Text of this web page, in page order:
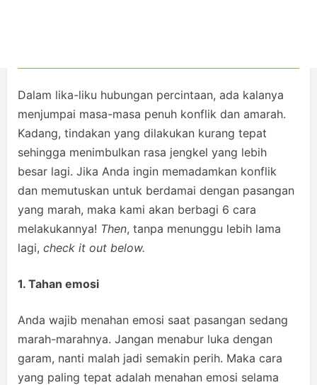
Dalam lika-liku hubungan percintaan, ada kalanya
menjumpai masa-masa penuh konflik dan amarah.
Kadang, tindakan yang dilakukan kurang tepat
sehingga menimbulkan rasa jengkel yang lebih
besar lagi. Jika Anda ingin memadamkan konflik
dan memutuskan untuk berdamai dengan pasangan
yang marah, maka kami akan berbagi 6 cara
melakukannya! Then, tanpa menunggu lebih lama
lagi, check it out below.
1. Tahan emosi
Anda wajib menahan emosi saat pasangan sedang
marah-marahnya. Jangan menabur luka dengan
garam, nanti malah jadi semakin perih. Maka cara
yang paling tepat adalah menahan emosi selama